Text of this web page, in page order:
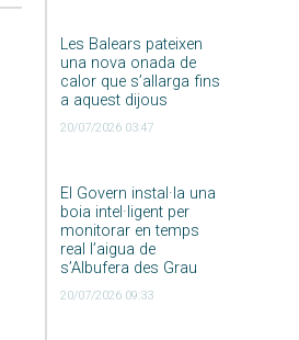
Les Balears pateixen
una nova onada de
calor que s’allarga fins
a aquest dijous
20/07/2026 03:47
El Govern instal·la una
boia intel·ligent per
monitorar en temps
real l’aigua de
s’Albufera des Grau
20/07/2026 09:33